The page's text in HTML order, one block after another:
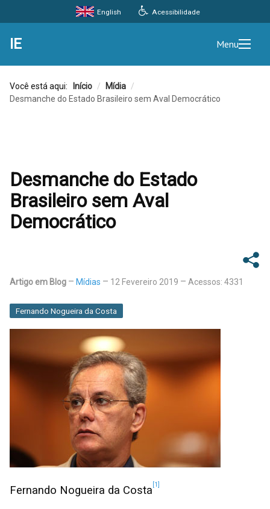
Acessibilidade
English
IE Menu
Você está aqui: Início / Mídia /
Desmanche do Estado Brasileiro sem Aval Democrático
Desmanche do Estado
Brasileiro sem Aval
Democrático
Artigo em Blog Mídias 12 Fevereiro 2019 Acessos: 4331
Fernando Nogueira da Costa
Fernando Nogueira da Costa [1]